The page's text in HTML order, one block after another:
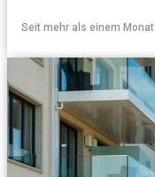
Seit mehr als einem Monat